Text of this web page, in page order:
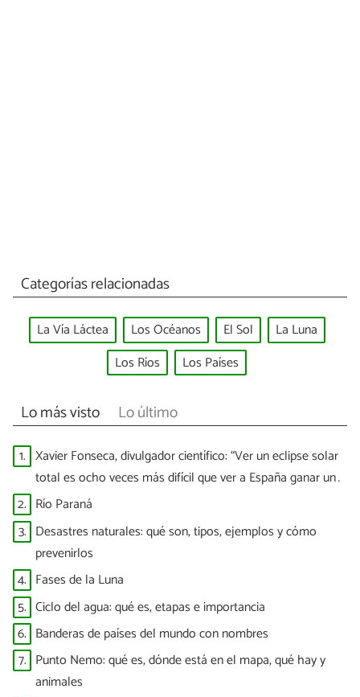
Categorías relacionadas
La Vía Láctea Los Océanos El Sol
La Luna
Los Ríos
Los Países
Lo más visto Lo último
1. Xavier Fonseca, divulgador científico: “Ver un eclipse solar
total es ocho veces más difícil que ver a España ganar un
Mundial”
2. Río Paraná
3. Desastres naturales: qué son, tipos, ejemplos y cómo
prevenirlos
4. Fases de la Luna
5. Ciclo del agua: qué es, etapas e importancia
6. Banderas de países del mundo con nombres
7. Punto Nemo: qué es, dónde está en el mapa, qué hay y
animales